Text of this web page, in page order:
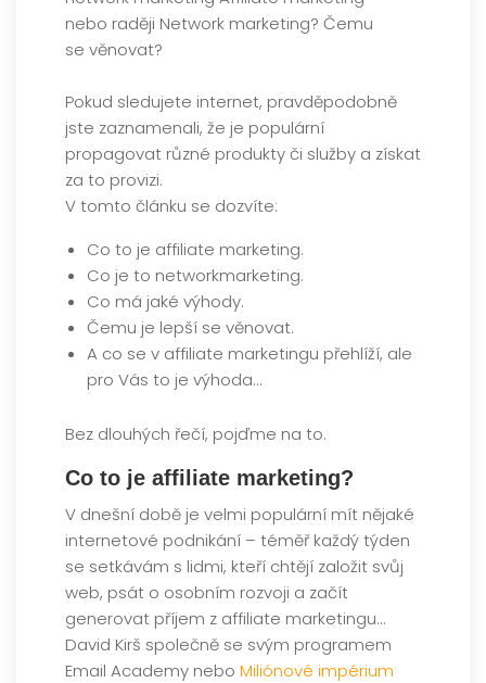
Pokud sledujete internet, pravděpodobně
jste zaznamenali, že je populární
propagovat různé produkty či služby a získat
za to provizi.
V tomto článku se dozvíte:
Co to je affiliate marketing.
Co je to networkmarketing.
Co má jaké výhody.
Čemu je lepší se věnovat.
A co se v affiliate marketingu přehlíží, ale
pro Vás to je výhoda…
Bez dlouhých řečí, pojďme na to.
Co to je affiliate marketing?
V dnešní době je velmi populární mít nějaké
internetové podnikání – téměř každý týden
se setkávám s lidmi, kteří chtějí založit svůj
web, psát o osobním rozvoji a začít
generovat příjem z affiliate marketingu…
David Kirš společně se svým programem
Email Academy nebo Miliónové impérium